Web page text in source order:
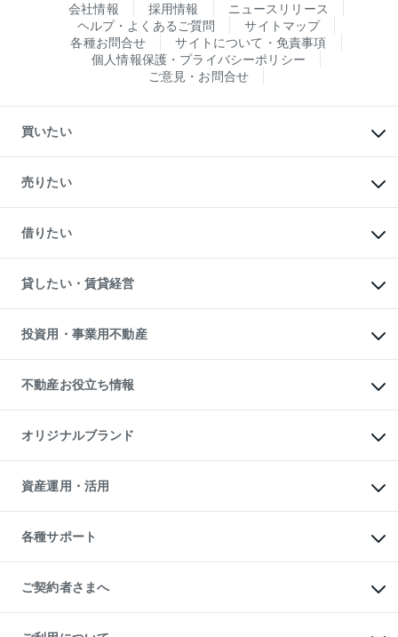
会社情報 採用情報
ニュースリリース
ヘルプ・よくあるご質問
サイトマップ
各種お問合せ
サイトについて・免責事項
個人情報保護・プライバシーポリシー
ご意見・お問合せ
買いたい
新築・分譲マンションの購入
中古マンションの購入
一戸建ての購入
中古一戸建ての購入
不動産購入の流れ
注目キーワード物件特集
購入ガイド
English 繁体中文簡体中文
売りたい
一戸建ての売却・査定
土地の売却・査定
スピードAI査定
不動産査定について
不動産売却の流れ
不動産買換えの流れ
売却ガイド
借りたい
オフィス・店舗の賃貸
借りるときの流れ
借りるガイド
貸したい・賃貸経営
マンション賃料データ
賃貸管理プラン
リロケーションについて
貸すガイド
投資用・事業用不動産
事業用不動産
マンション投資
投資用マンション
アパート経営
収益物件
ビル購入（ビル一棟）
投資用不動産の売却査定
事業用不動産の売却査定
不動産お役立ち情報
マンションライブラリー
人気マンションランキング
暮らしに役立つ不動産メディア
不動産相場・不動産価格情報
不動産コラム・ニュース
不動産用語集
不動産なんでもネット相談室
住まいの税金
オリジナルブランド
一棟リノベーションマンション
L`GENTE（ルジェンテ）
区分リノベーションマンション
投資用一棟レジデンスWELL
不動産小口投資
LEGACIA（レガシア）
資産運用・活用
不動産M&A
アセットマネジメント・出資
各種サポート
相続サポート
リフォームサポート
ご契約者さまへ
ご紹介・再契約特典